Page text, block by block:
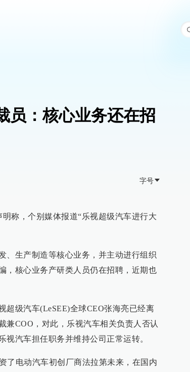
员：核心业务还在招
字号
称，个别媒体报道“乐视超级汽车进行大
、生产制造等核心业务，并主动进行组织
，核心业务产研类人员仍在招聘，近期也
超级汽车(LeSEE)全球CEO张海亮已经离
兼COO，对此，乐视汽车相关负责人否认
汽车担任职务并维持公司正常运转。
了电动汽车初创厂商法拉第未来，在国内